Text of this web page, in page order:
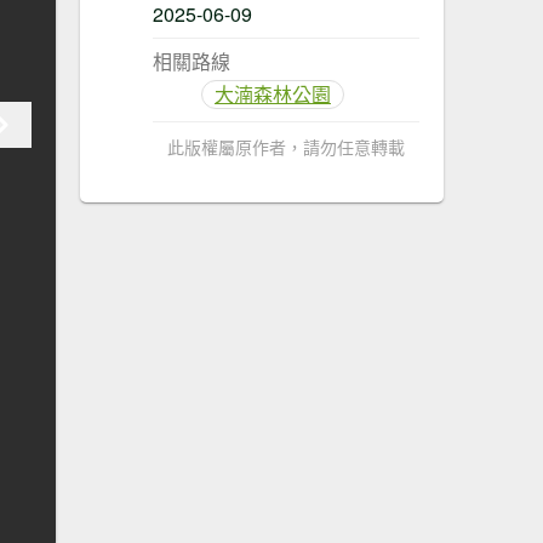
2025-06-09
相關路線
大湳森林公園
此版權屬原作者，請勿任意轉載